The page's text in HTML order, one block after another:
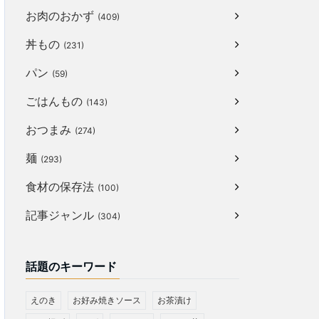
お肉のおかず (409)
丼もの (231)
パン (59)
ごはんもの (143)
おつまみ (274)
麺 (293)
食材の保存法 (100)
記事ジャンル (304)
話題のキーワード
えのき お好み焼きソース お茶漬け